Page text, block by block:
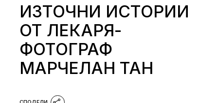
ИЗТОЧНИ ИСТОРИИ
ОТ ЛЕКАРЯ-
ФОТОГРАФ
МАРЧЕЛАН ТАН